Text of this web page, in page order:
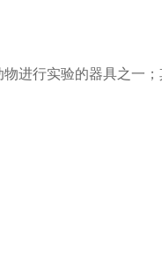
物进行实验的器具之一